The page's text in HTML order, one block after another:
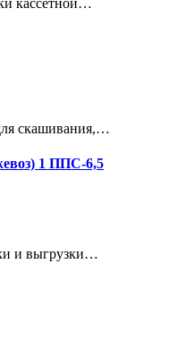
кассетной…
скашивания,…
1 ППС-6,5
и выгрузки…